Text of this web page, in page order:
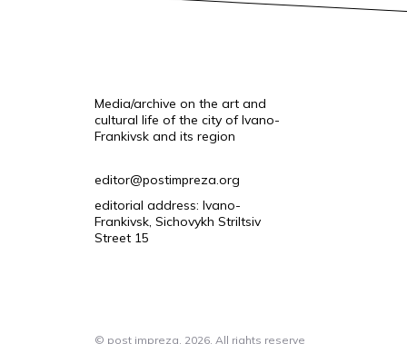
Media/archive on the art and
cultural life of the city of Ivano-
Frankivsk and its region
editor@postimpreza.org
editorial address: Ivano-
Frankivsk, Sichovykh Striltsiv
Street 15
© post impreza, 2026. All rights reserve